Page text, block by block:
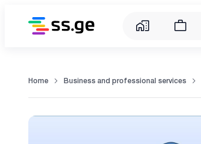
Home Business and professional services